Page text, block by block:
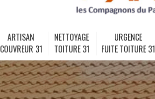
ARTISAN
COUVREUR 31
NETTOYAGE
TOITURE 31
URGENCE
FUITE TOITURE 31